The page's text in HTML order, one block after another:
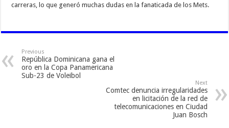
carreras, lo que generó muchas dudas en la fanaticada de los Mets.
Previous
República Dominicana gana el
oro en la Copa Panamericana
Sub-23 de Voleibol
Next
Comtec denuncia irregularidades
en licitación de la red de
telecomunicaciones en Ciudad
Juan Bosch